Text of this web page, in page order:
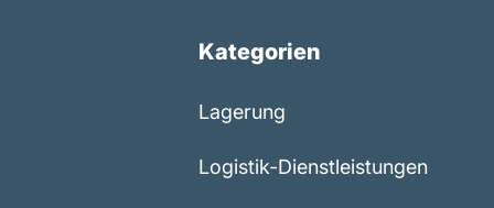
Kategorien
Lagerung
Logistik-Dienstleistungen